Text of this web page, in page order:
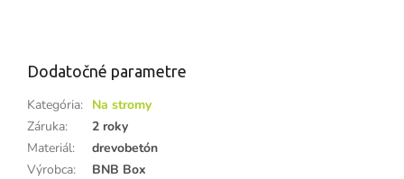
Dodatočné parametre
Kategória: Na stromy
Záruka:
2 roky
Materiál:
drevobetón
Výrobca:
BNB Box